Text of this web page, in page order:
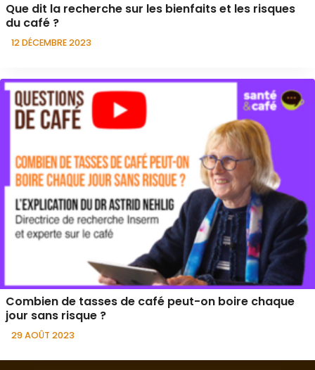
Que dit la recherche sur les bienfaits et les risques
du café ?
12 DÉCEMBRE 2023
Combien de tasses de café peut-on boire chaque
jour sans risque ?
29 AOÛT 2023